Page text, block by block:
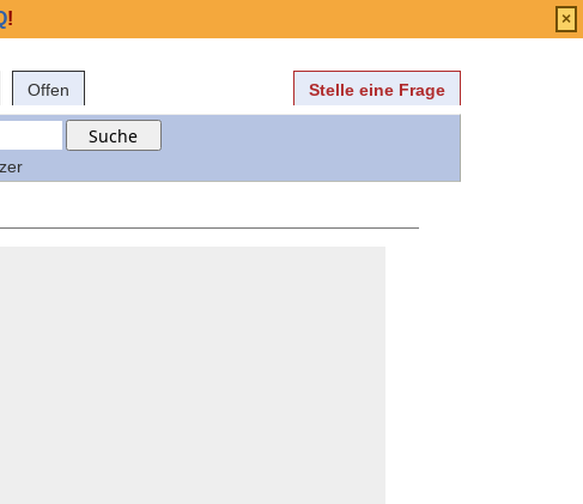
Offen Stelle eine Frage
! ×